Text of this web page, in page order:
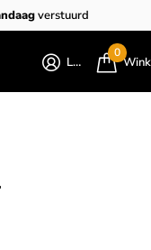
verstuurd
Login
0